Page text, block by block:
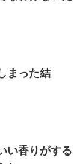
まった結
い香りがする